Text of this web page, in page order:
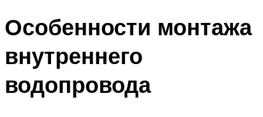
Особенности монтажа
внутреннего
водопровода